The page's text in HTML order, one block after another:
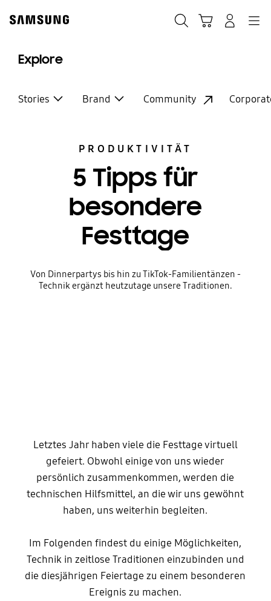
content
accessibility
Explore
Stories Brand Community
PRODUKTIVITÄT
5 Tipps für
besondere
Festtage
Von Dinnerpartys bis hin zu TikTok-Familientänzen -
Technik ergänzt heutzutage unsere Traditionen.
Letztes Jahr haben viele die Festtage virtuell
gefeiert. Obwohl einige von uns wieder
persönlich zusammenkommen, werden die
technischen Hilfsmittel, an die wir uns gewöhnt
haben, uns weiterhin begleiten.
Im Folgenden findest du einige Möglichkeiten,
Technik in zeitlose Traditionen einzubinden und
die diesjährigen Feiertage zu einem besonderen
Ereignis zu machen.